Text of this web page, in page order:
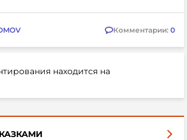
Комментарии: 0
находится на